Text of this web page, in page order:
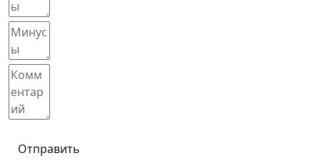
Отправить